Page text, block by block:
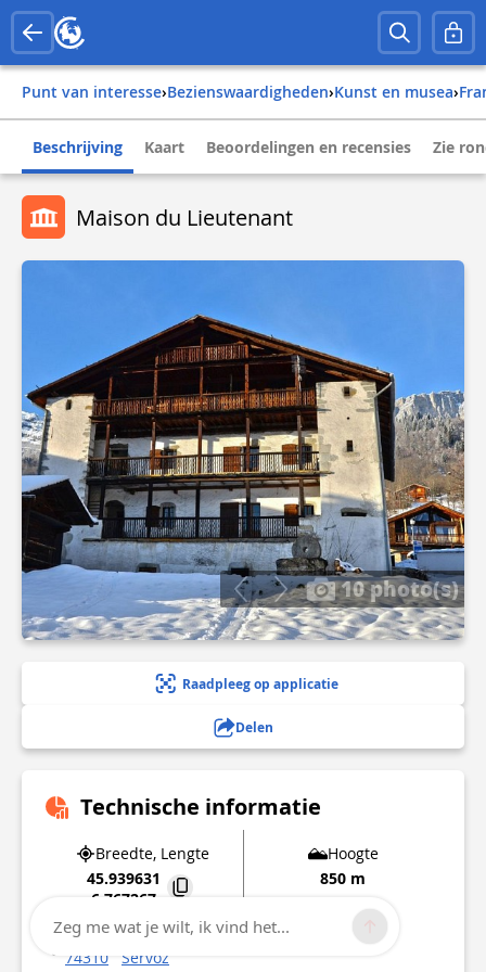
Punt van interesse› Bezienswaardigheden› Kunst en musea›
Beschrijving Kaart Beoordelingen en recensies Zie
Maison du Lieutenant
10 photo(s)
Raadpleeg op applicatie
Delen
Technische informatie
Breedte, Lengte
45.939631
6.767267
Hoogte
850 m
2231 route du Mont
74310
Servoz
Zeg me wat je wilt, ik vind het...